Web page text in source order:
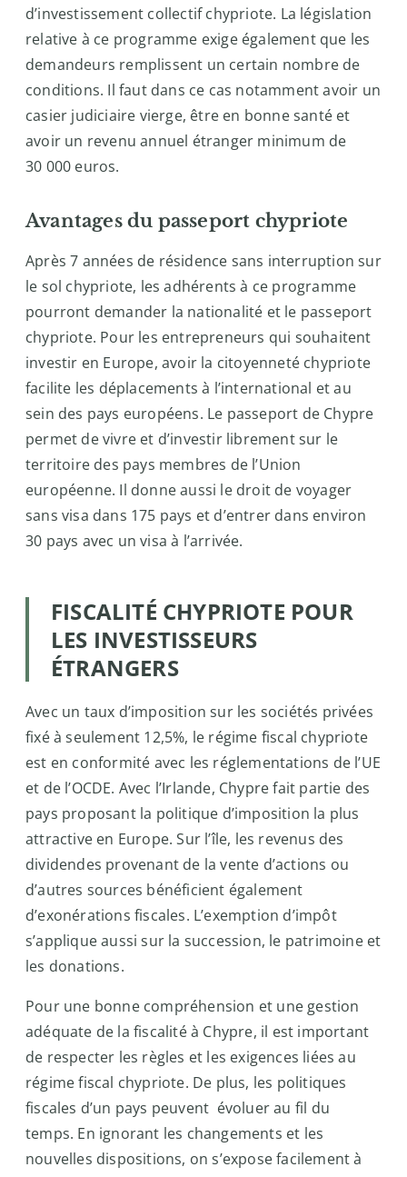
d’investissement collectif chypriote. La législation
relative à ce programme exige également que les
demandeurs remplissent un certain nombre de
conditions. Il faut dans ce cas notamment avoir un
casier judiciaire vierge, être en bonne santé et
avoir un revenu annuel étranger minimum de
30 000 euros.
Avantages du passeport chypriote
Après 7 années de résidence sans interruption sur
le sol chypriote, les adhérents à ce programme
pourront demander la nationalité et le passeport
chypriote. Pour les entrepreneurs qui souhaitent
investir en Europe, avoir la citoyenneté chypriote
facilite les déplacements à l’international et au
sein des pays européens. Le passeport de Chypre
permet de vivre et d’investir librement sur le
territoire des pays membres de l’Union
européenne. Il donne aussi le droit de voyager
sans visa dans 175 pays et d’entrer dans environ
30 pays avec un visa à l’arrivée.
FISCALITÉ CHYPRIOTE POUR
LES INVESTISSEURS
ÉTRANGERS
Avec un taux d’imposition sur les sociétés privées
fixé à seulement 12,5%, le régime fiscal chypriote
est en conformité avec les réglementations de l’UE
et de l’OCDE. Avec l’Irlande, Chypre fait partie des
pays proposant la politique d’imposition la plus
attractive en Europe. Sur l’île, les revenus des
dividendes provenant de la vente d’actions ou
d’autres sources bénéficient également
d’exonérations fiscales. L’exemption d’impôt
s’applique aussi sur la succession, le patrimoine et
les donations.
Pour une bonne compréhension et une gestion
adéquate de la fiscalité à Chypre, il est important
de respecter les règles et les exigences liées au
régime fiscal chypriote. De plus, les politiques
fiscales d’un pays peuvent évoluer au fil du
temps. En ignorant les changements et les
nouvelles dispositions, on s’expose facilement à